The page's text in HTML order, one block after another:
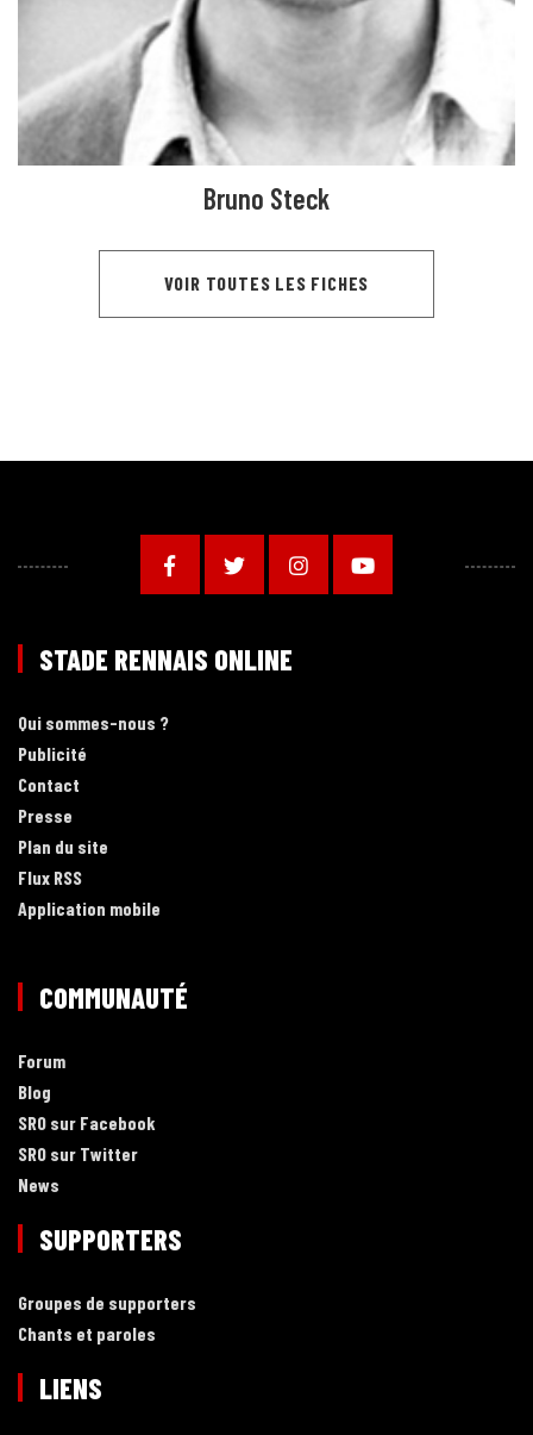
Bruno Steck
VOIR TOUTES LES FICHES
STADE RENNAIS ONLINE
Qui sommes-nous ?
Publicité
Contact
Presse
Plan du site
Flux RSS
Application mobile
COMMUNAUTÉ
Forum
Blog
SRO sur Facebook
SRO sur Twitter
News
SUPPORTERS
Groupes de supporters
Chants et paroles
LIENS